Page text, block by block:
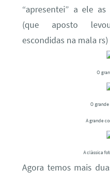
“apresentei” a ele
(que aposto
escondidas na mala rs)
O
O
A grande
A clàssica
Agora temos mais